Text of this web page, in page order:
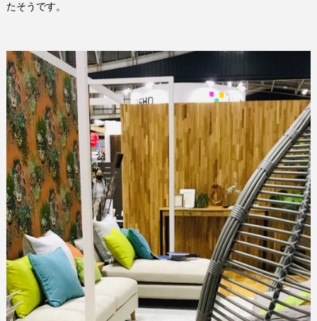
たそうです。